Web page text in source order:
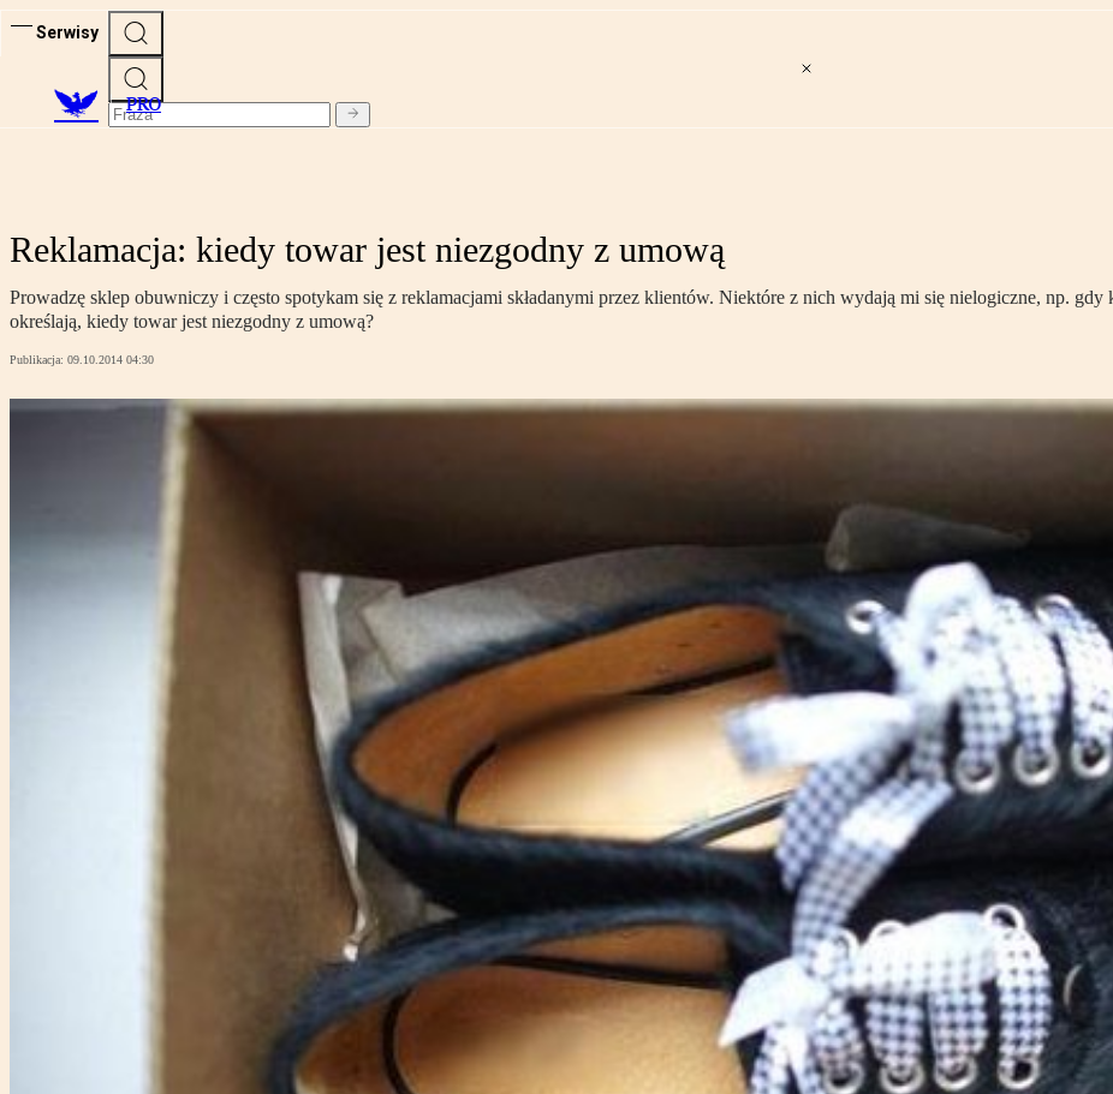
Serwisy
PRO
Reklamacja: kiedy towar jest niezgodny z umową
Prowadzę sklep obuwniczy i często spotykam się z reklamacjami składanymi przez klientów. Niektóre z nich wydają mi się nielogiczne, np.
określają, kiedy towar jest niezgodny z umową?
Publikacja: 09.10.2014 04:30